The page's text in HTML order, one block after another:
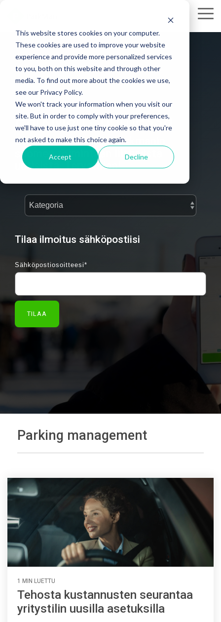
This website stores cookies on your computer.
These cookies are used to improve your website
experience and provide more personalized services
to you, both on this website and through other
media. To find out more about the cookies we use,
see our Privacy Policy.
We won't track your information when you visit our
site. But in order to comply with your preferences,
we'll have to use just one tiny cookie so that you're
not asked to make this choice again.
Accept Decline
content.
ParkMan Suomessa
Blogista voit lukea Parkmanin
suomen toimintaan liittyvistä
uutisista. Tervetuloa!
Tilaa ilmoitus sähköpostiisi
Sähköpostiosoitteesi*
Parking management
1 MIN LUETTU
Tehosta kustannusten seurantaa
yritystilin uusilla asetuksilla